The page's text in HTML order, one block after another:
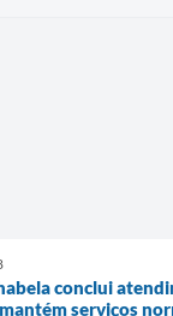
conclui
serviços